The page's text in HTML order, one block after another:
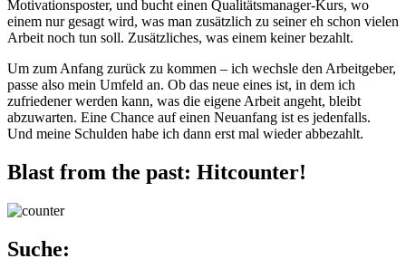
Motivationsposter, und bucht einen Qualitätsmanager-Kurs, wo
einem nur gesagt wird, was man zusätzlich zu seiner eh schon vielen
Arbeit noch tun soll. Zusätzliches, was einem keiner bezahlt.
Um zum Anfang zurück zu kommen – ich wechsle den Arbeitgeber,
passe also mein Umfeld an. Ob das neue eines ist, in dem ich
zufriedener werden kann, was die eigene Arbeit angeht, bleibt
abzuwarten. Eine Chance auf einen Neuanfang ist es jedenfalls.
Und meine Schulden habe ich dann erst mal wieder abbezahlt.
Blast from the past: Hitcounter!
Suche: